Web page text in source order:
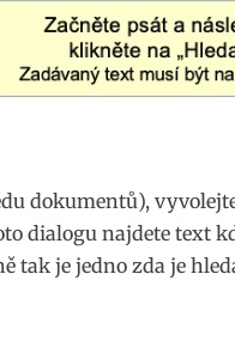
dokumentů),
dialogu najdete text
tak je jedno zda je